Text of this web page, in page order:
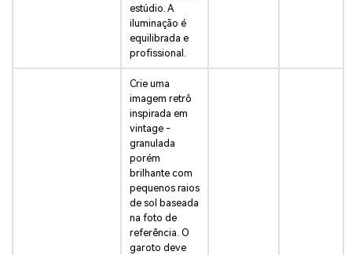
estúdio. A
iluminação é
equilibrada e
profissional.
Crie uma
imagem retrô
inspirada em
vintage -
granulada
porém
brilhante com
pequenos raios
de sol baseada
na foto de
referência. O
garoto deve